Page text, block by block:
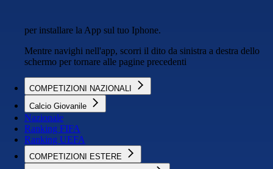
per installare la App sul tuo Iphone.
Mentre navighi nell'app, scorri il dito da sinistra a destra dello
schermo per tornare alle pagine precedenti
COMPETIZIONI NAZIONALI
Calcio Giovanile
Nazionale
Ranking FIFA
Ranking UEFA
COMPETIZIONI ESTERE